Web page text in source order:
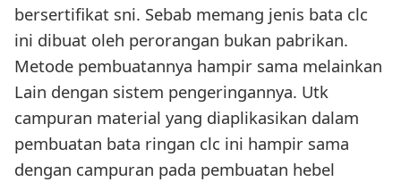
bersertifikat sni. Sebab memang jenis bata clc
ini dibuat oleh perorangan bukan pabrikan.
Metode pembuatannya hampir sama melainkan
Lain dengan sistem pengeringannya. Utk
campuran material yang diaplikasikan dalam
pembuatan bata ringan clc ini hampir sama
dengan campuran pada pembuatan hebel